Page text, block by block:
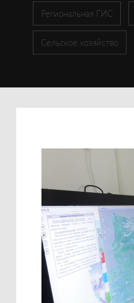
Региональная ГИС
Сельское хозяйство